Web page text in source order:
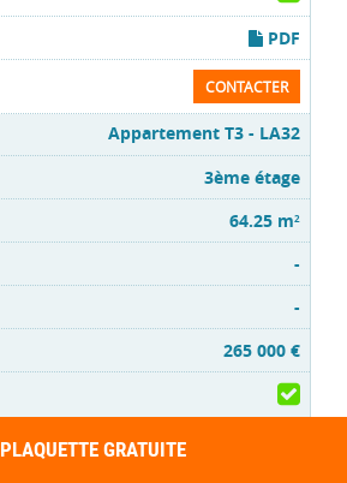
PLAQUETTE GRATUITE
PDF
CONTACTER
Appartement T3 - LA32
3ème étage
64.25 m2
-
-
265 000 €